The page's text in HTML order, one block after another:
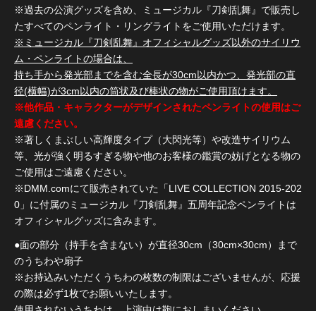
※過去の公演グッズを含め、ミュージカル『刀剣乱舞』で販売し
たすべてのペンライト・リングライトをご使用いただけます。
※ミュージカル『刀剣乱舞』オフィシャルグッズ以外のサイリウ
ム・ペンライトの場合は、
持ち手から発光部までを含む全長が30cm以内かつ、発光部の直
径(横幅)が3cm以内の筒状及び棒状の物がご使用頂けます。
※他作品・キャラクターがデザインされたペンライトの使用はご
遠慮ください。
※著しくまぶしい高輝度タイプ（大閃光等）や改造サイリウム
等、光が強く明るすぎる物や他のお客様の鑑賞の妨げとなる物の
ご使用はご遠慮ください。
※DMM.comにて販売されていた「LIVE COLLECTION 2015-202
0」に付属のミュージカル『刀剣乱舞』五周年記念ペンライトは
オフィシャルグッズに含みます。
●面の部分（持手を含まない）が直径30cm（30cm×30cm）まで
のうちわや扇子
※お持込みいただくうちわの枚数の制限はございませんが、応援
の際は必ず1枚でお願いいたします。